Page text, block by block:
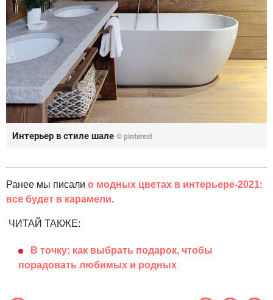
Интерьер в стиле шале © pinterest
Ранее мы писали о модных цветах в интерьере-2021:
все будет в карамели.
ЧИТАЙ ТАКЖЕ:
В точку: как выбрать подарок, чтобы
порадовать любимых и родных